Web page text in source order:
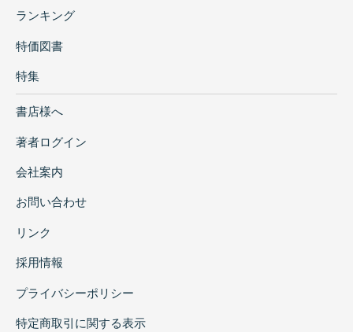
ランキング
特価図書
特集
書店様へ
著者ログイン
会社案内
お問い合わせ
リンク
採用情報
プライバシーポリシー
特定商取引に関する表示